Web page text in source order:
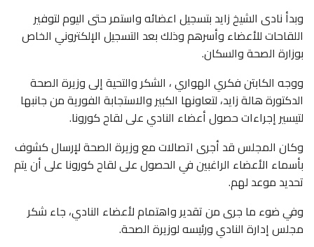
وبدأ نادى الشيخ زايد بتسجيل اعضائه واستمر حتى اليوم لتوفير
اللقاحات للأعضاء وأسرهم وذلك بعد التسجيل الإلكتروني الخاص
بوزارة الصحة والسكان.
ووجه الكابتن فكري الهواري ، الشكر والتحية إلى وزيرة الصحة
الدكتورة هالة زايد، لتعاونها الكبير والاستجابة الفورية من جانبها
لتيسير إجراءات حصول أعضاء النادي على لقاح كورونا.
وكان المجلس قد أجرى اتصالات مع وزيرة الصحة لإرسال كشوف
بأسماء الأعضاء الراغبين في الحصول على لقاح كورونا على أن يتم
تحديد موعد لهم.
وفي ضوء ما جرى من تقدير واهتمام لأعضاء النادي، جاء شكر
مجلس إدارة النادي ورئيسه لوزيرة الصحة.